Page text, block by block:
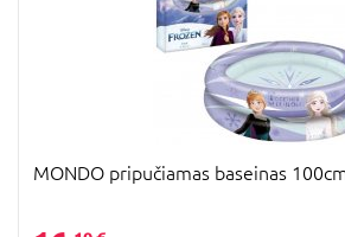
MONDO pripučiamas baseinas